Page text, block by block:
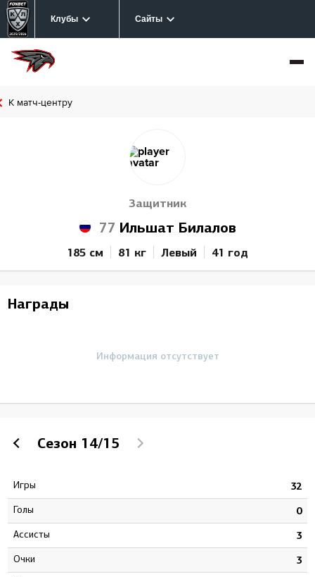
Клубы Сайты
К матч-центру
Защитник
77 Ильшат Билалов
185 см 81 кг Левый 41 год
Награды
Информация отсутствует
Сезон 14/15
Игры 32
Голы 0
Ассисты 3
Очки 3